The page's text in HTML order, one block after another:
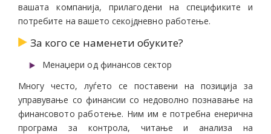
t
вашата компанија, прилагодени на спецификите и
потребите на вашето секојдневно работење.
За кого се наменети обуките?
Менаџери од финансов сектор
Многу често, луѓето се поставени на позиција за
управување со финансии со недоволно познавање на
финансовото работење. Ним им е потребна енерична
програма за контрола, читање и анализа на